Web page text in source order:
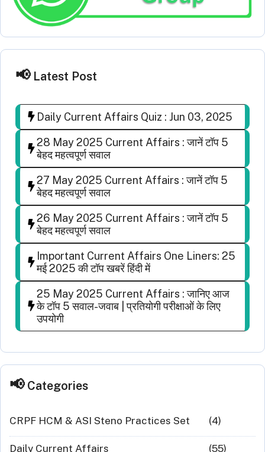
Latest Post
Daily Current Affairs Quiz : Jun 03, 2025
28 May 2025 Current Affairs : जानें टॉप 5
बेहद महत्वपूर्ण सवाल
27 May 2025 Current Affairs : जानें टॉप 5
बेहद महत्वपूर्ण सवाल
26 May 2025 Current Affairs : जानें टॉप 5
बेहद महत्वपूर्ण सवाल
Important Current Affairs One Liners: 25
मई 2025 की टॉप खबरें हिंदी में
25 May 2025 Current Affairs : जानिए आज
के टॉप 5 सवाल-जवाब | प्रतियोगी परीक्षाओं के लिए
उपयोगी
Categories
CRPF HCM & ASI Steno Practices Set (4)
Daily Current Affairs (55)